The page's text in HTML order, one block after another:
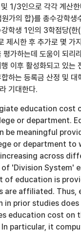
1/3인으로 각각 계산한
가의 합)를 총수강학생
학생 1인의 3학점당(
제시한 후 추가로 몇 가
가하는데 도움이 되리
이후 활성화되고 있는
하는 등록금 산정 및
기대한다.
education cost
or department.
be meaningful
or department to
across
'Division System'
of education is
are affiliated. Thus,
prior studies
education cost on
particular, it